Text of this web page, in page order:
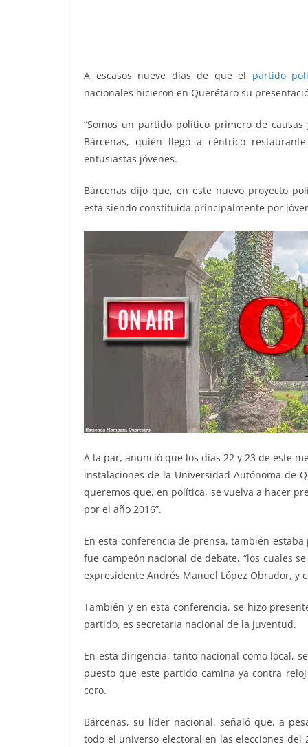
A escasos nueve días de que el partido
nacionales hicieron en Querétaro su
“Somos un partido político primero de
Bárcenas, quién llegó a céntrico
entusiastas jóvenes.
Bárcenas dijo que, en este nuevo proyecto
está siendo constituida principalmente por
A la par, anunció que los días 22 y 23 de este
instalaciones de la Universidad Autónoma de
queremos que, en política, se vuelva a hacer
por el año 2016”.
En esta conferencia de prensa, también
fue campeón nacional de debate, “los cuales
expresidente Andrés Manuel López Obrador, y
También y en esta conferencia, se hizo
partido, es secretaria nacional de la juventud.
En esta dirigencia, tanto nacional como local,
puesto que este partido camina ya contra
cero.
Bárcenas, su líder nacional, señaló que, a
todo el universo electoral en las elecciones